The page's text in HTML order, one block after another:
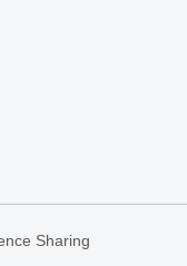
Sharing